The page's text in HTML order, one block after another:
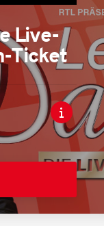
Live-
Ticket